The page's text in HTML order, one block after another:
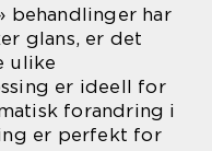
behandlinger har
glans, er det
ulike
er ideell for
forandring i
er perfekt for